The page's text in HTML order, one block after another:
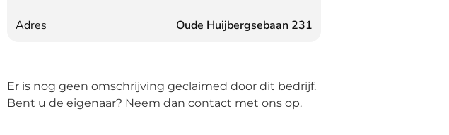
Adres Oude Huijbergsebaan 231
Er is nog geen omschrijving geclaimed door dit bedrijf.
Bent u de eigenaar? Neem dan contact met ons op.